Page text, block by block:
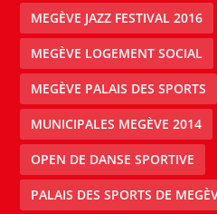
MEGÈVE JAZZ FESTIVAL 2016
MEGÈVE LOGEMENT SOCIAL
MEGÈVE PALAIS DES SPORTS
MUNICIPALES MEGÈVE 2014
OPEN DE DANSE SPORTIVE
PALAIS DES SPORTS DE